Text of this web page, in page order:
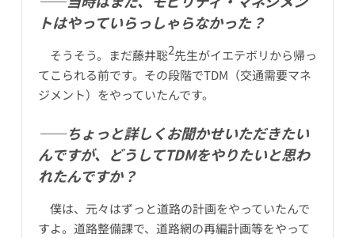
トはやっていらっしゃらなかった？
そうそう。まだ藤井聡2先生がイエテボリから帰っ
てこられる前です。その段階でTDM（交通需要マネ
ジメント）をやっていたんです。
――ちょっと詳しくお聞かせいただきたい
んですが、どうしてTDMをやりたいと思わ
れたんですか？
僕は、元々はずっと道路の計画をやっていたんで
すよ。道路整備課で、道路網の再編計画等をやって